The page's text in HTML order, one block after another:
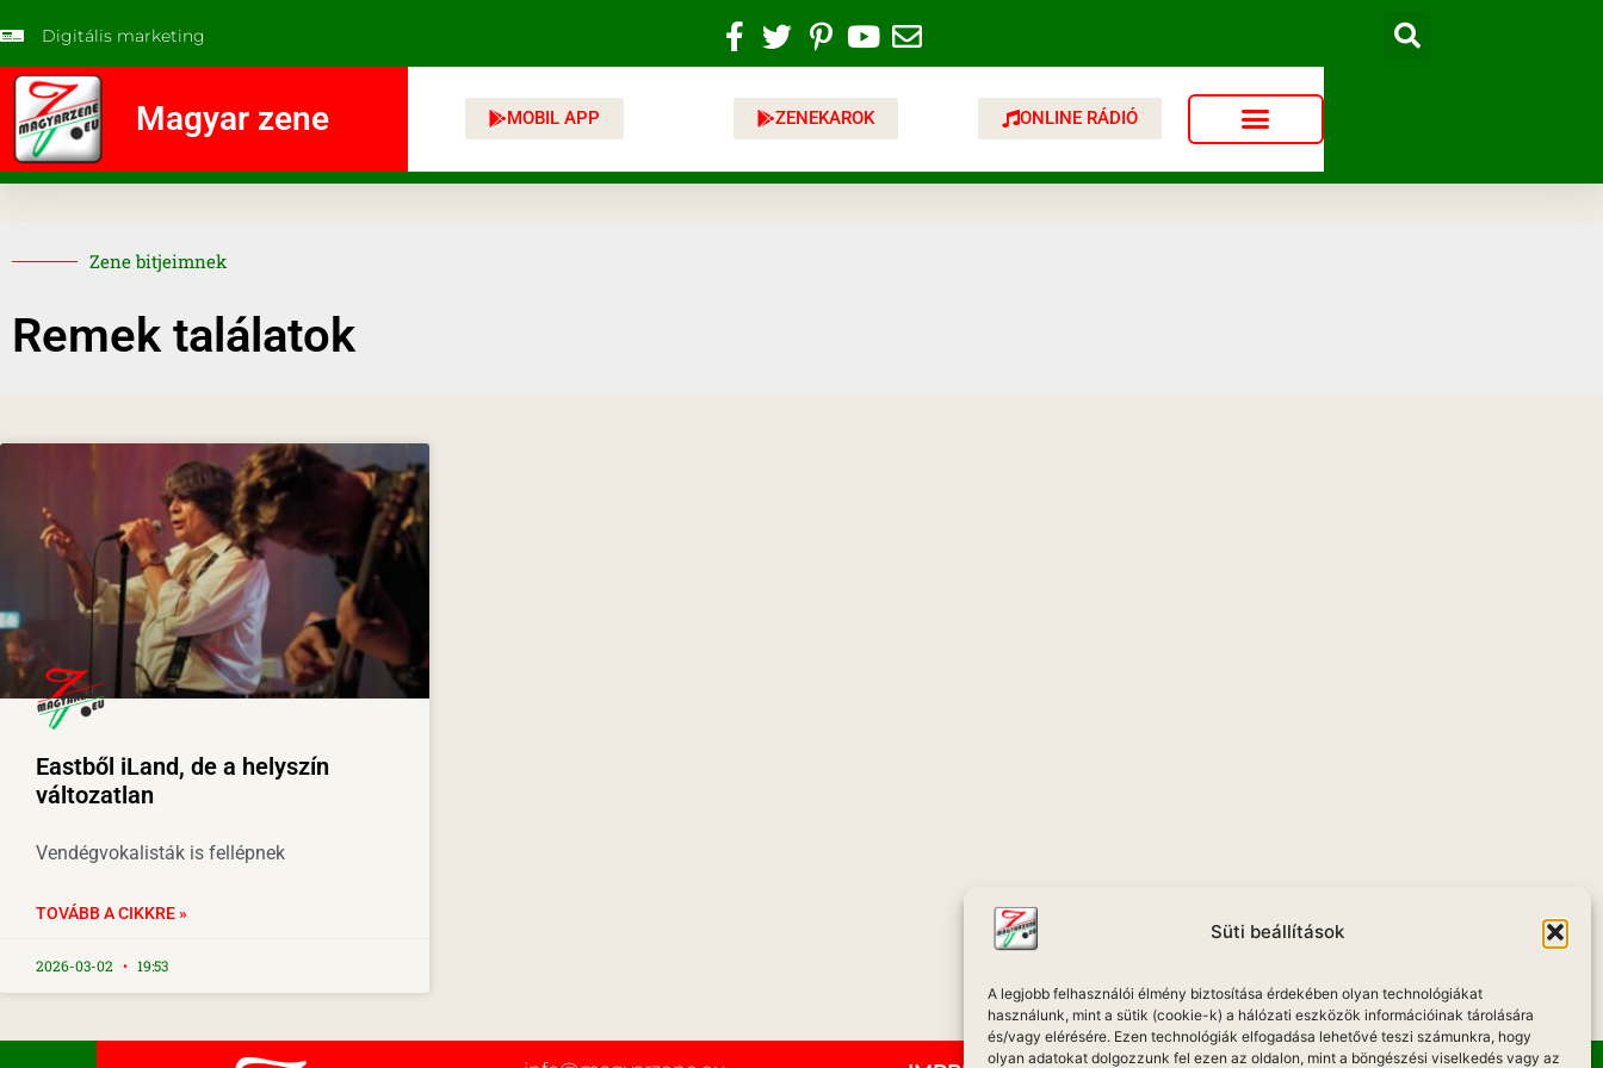
Süti beállítások
A legjobb felhasználói élmény biztosítása érdekében olyan technológiákat
használunk, mint a sütik (cookie-k) a hálózati eszközök információinak tárolására
és/vagy elérésére. Ezen technológiák elfogadása lehetővé teszi számunkra, hogy
olyan adatokat dolgozzunk fel ezen az oldalon, mint a böngészési viselkedés vagy az
Digitális marketing
Magyar zene MOBIL APP ZENEKAROK ONLINE RÁDIÓ
Zene bitjeimnek
Remek találatok
Eastből iLand, de a helyszín
változatlan
Vendégvokalisták is fellépnek
TOVÁBB A CIKKRE »
2026-03-02 19:53